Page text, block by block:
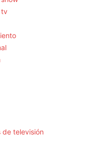
tv
de televisión